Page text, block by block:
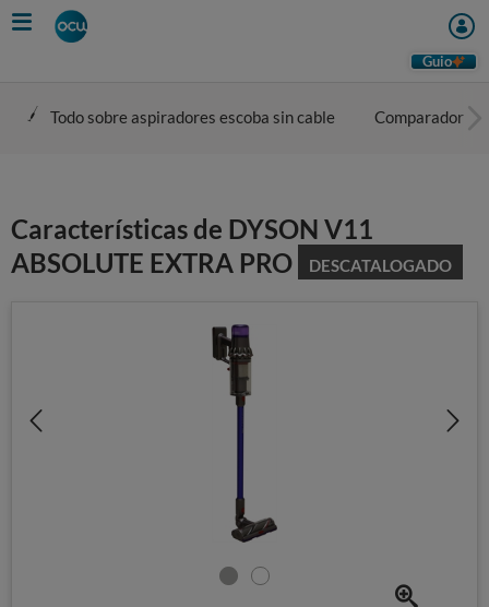
Skip
to
Guio
Todo sobre aspiradores escoba sin cable Comparador
Características de DYSON V11
ABSOLUTE EXTRA PRO
DESCATALOGADO